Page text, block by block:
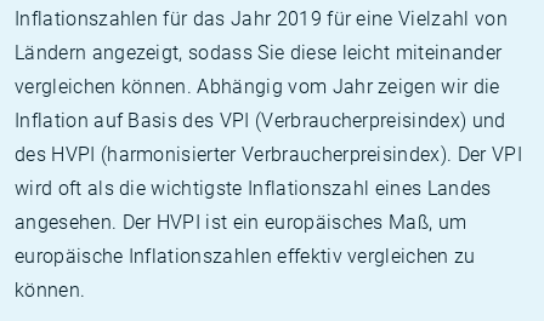
Inflationszahlen für das Jahr 2019 für eine Vielzahl von
Ländern angezeigt, sodass Sie diese leicht miteinander
vergleichen können. Abhängig vom Jahr zeigen wir die
Inflation auf Basis des VPI (Verbraucherpreisindex) und
des HVPI (harmonisierter Verbraucherpreisindex). Der VPI
wird oft als die wichtigste Inflationszahl eines Landes
angesehen. Der HVPI ist ein europäisches Maß, um
europäische Inflationszahlen effektiv vergleichen zu
können.